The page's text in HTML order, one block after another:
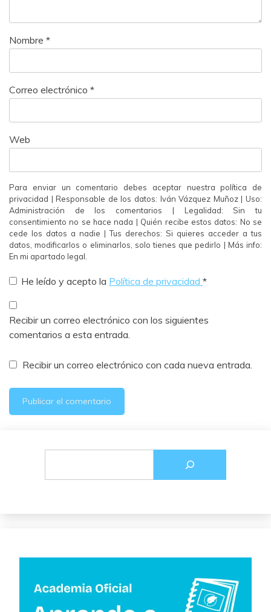
Nombre *
Correo electrónico *
Web
Para enviar un comentario debes aceptar nuestra política de
privacidad | Responsable de los datos: Iván Vázquez Muñoz | Uso:
Administración de los comentarios | Legalidad: Sin tu
consentimiento no se hace nada | Quién recibe estos datos: No se
cede los datos a nadie | Tus derechos: Si quieres acceder a tus
datos, modificarlos o eliminarlos, solo tienes que pedirlo | Más info:
En mi apartado legal.
He leído y acepto la Política de privacidad *
Recibir un correo electrónico con los siguientes
comentarios a esta entrada.
Recibir un correo electrónico con cada nueva entrada.